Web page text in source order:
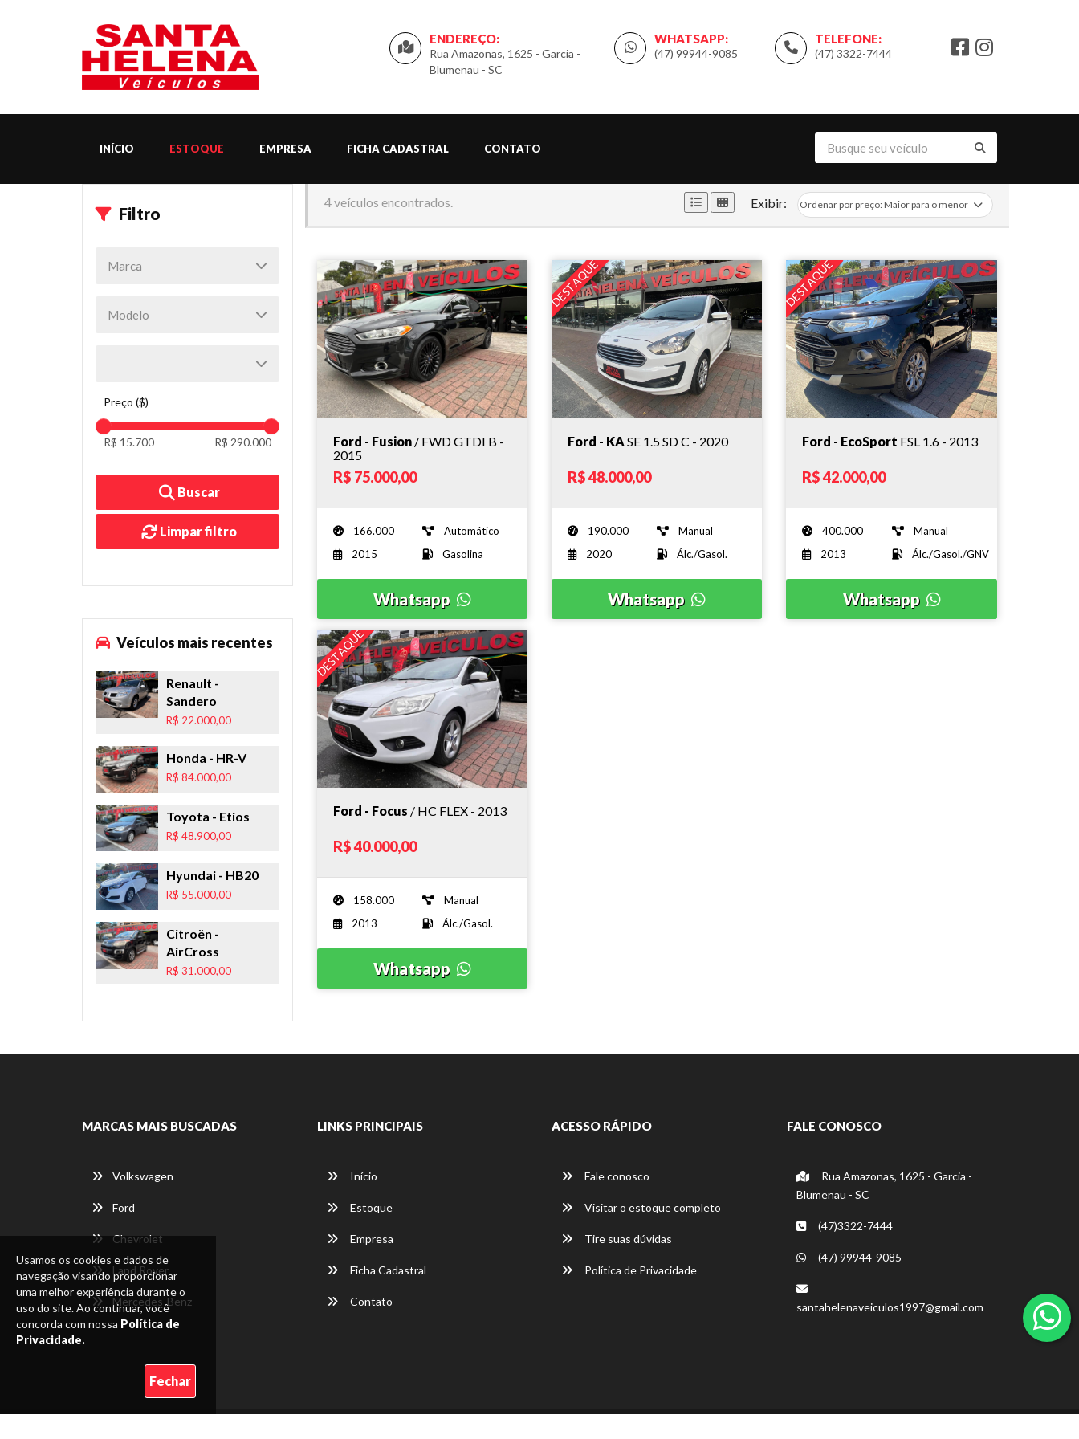
Usamos os cookies e dados de
navegação visando proporcionar
uma melhor experiência durante o
uso do site. Ao continuar, você
concorda com nossa Política de
Privacidade.
Fechar
TELEFONE:
(47) 3322-7444
WHATSAPP:
(47) 99944-9085
ENDEREÇO:
Rua Amazonas, 1625 - Garcia -
Blumenau - SC
INÍCIO ESTOQUE EMPRESA FICHA CADASTRAL CONTATO
4 veículos encontrados. Exibir:
Ford - Fusion / FWD GTDI B -
2015
R$ 75.000,00
166.000
Automático
2015
Gasolina
Whatsapp
DESTAQUE
Ford - KASE 1.5 SD C - 2020
R$ 48.000,00
190.000
Manual
2020
Álc./Gasol.
Whatsapp
DESTAQUE
Ford - EcoSport FSL 1.6 - 2013
R$ 42.000,00
400.000
Manual
2013
Álc./Gasol./GNV
Whatsapp
DESTAQUE
Ford - Focus / HC FLEX - 2013
R$ 40.000,00
158.000
Manual
2013
Álc./Gasol.
Whatsapp
Filtro
Preço ($)
R$ 15.700 R$ 290.000
Buscar
Limpar filtro
Veículos mais recentes
Renault -
Sandero
R$ 22.000,00
Honda - HR-V
R$ 84.000,00
Toyota - Etios
R$ 48.900,00
Hyundai- HB20
R$ 55.000,00
Citroën -
AirCross
R$ 31.000,00
MARCAS MAIS BUSCADAS
Volkswagen
Ford
Chevrolet
Land Rover
Mercedes-Benz
LINKS PRINCIPAIS
Início
Estoque
Empresa
Ficha Cadastral
Contato
ACESSO RÁPIDO
Fale conosco
Visitar o estoque completo
Tire suas dúvidas
Política de Privacidade
FALE CONOSCO
Rua Amazonas, 1625 - Garcia -
Blumenau - SC
(47)3322-7444
(47) 99944-9085
santahelenaveiculos1997@gmail.com